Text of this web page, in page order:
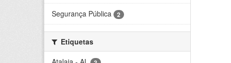
Segurança Pública 2
Etiquetas